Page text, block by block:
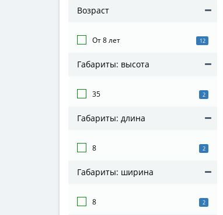
Возраст
От 8 лет 12
Габариты: высота
35 2
Габариты: длина
8 2
Габариты: ширина
8 2